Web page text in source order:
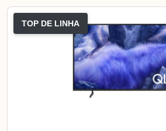
TOP DE LINHA